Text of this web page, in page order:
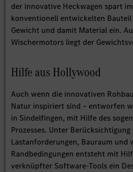
der innovative Heckwagen spart
konventionell entwickelten Bauteil
Gewicht und damit Material ein.
Wischermotors liegt der
Hilfe aus Hollywood
Auch wenn die innovativen
Natur inspiriert sind – entworfen
in Sindelfingen, mit Hilfe des
Prozesses. Unter Berücksichtigung
Lastanforderungen, Bauraum und
Randbedingungen entsteht mit
verknüpfter Software-Tools ein